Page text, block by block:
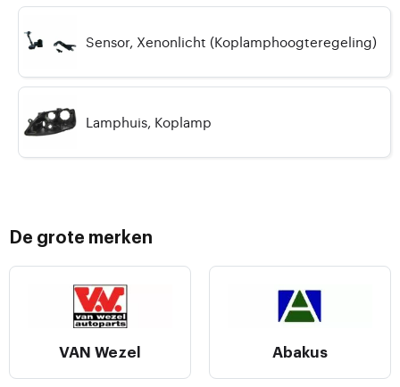
Sensor, Xenonlicht (Koplamphoogteregeling)
Lamphuis, Koplamp
De grote merken
VAN Wezel Abakus